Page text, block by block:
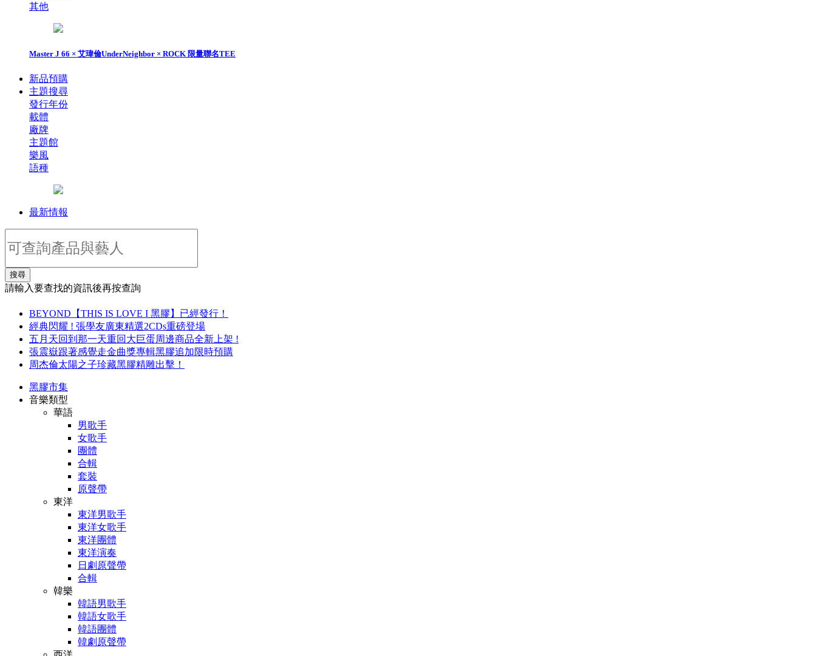
其他
Master J 66 × 艾瑋倫UnderNeighbor × ROCK 限量聯名TEE
新品預購
主題搜尋
發行年份
載體
廠牌
主題館
樂風
語種
最新情報
搜尋
請輸入要查找的資訊後再按查詢
BEYOND【THIS IS LOVE I 黑膠】已經發行！
經典閃耀 ! 張學友廣東精選2CDs重磅登場
五月天回到那一天重回大巨蛋周邊商品全新上架 !
張震嶽跟著感覺走金曲獎專輯黑膠追加限時預購
周杰倫太陽之子珍藏黑膠精雕出擊！
黑膠市集
音樂類型
華語
男歌手
女歌手
團體
合輯
套裝
原聲帶
東洋
東洋男歌手
東洋女歌手
東洋團體
東洋演奏
日劇原聲帶
合輯
韓樂
韓語男歌手
韓語女歌手
韓語團體
韓劇原聲帶